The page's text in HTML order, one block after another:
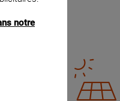
notre